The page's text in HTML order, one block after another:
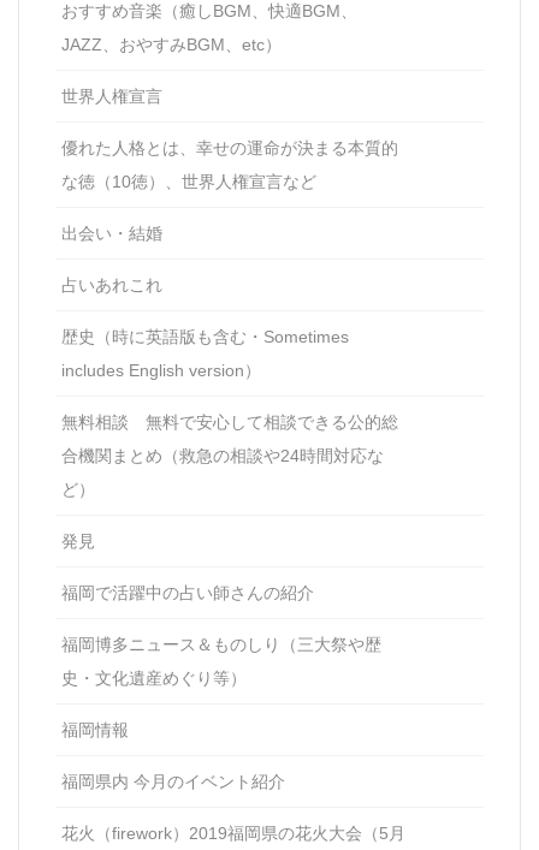
おすすめ音楽（癒しBGM、快適BGM、
JAZZ、おやすみBGM、etc）
世界人権宣言
優れた人格とは、幸せの運命が決まる本質的
な徳（10徳）、世界人権宣言など
出会い・結婚
占いあれこれ
歴史（時に英語版も含む・Sometimes
includes English version）
無料相談 無料で安心して相談できる公的総
合機関まとめ（救急の相談や24時間対応な
ど）
発見
福岡で活躍中の占い師さんの紹介
福岡博多ニュース＆ものしり（三大祭や歴
史・文化遺産めぐり等）
福岡情報
福岡県内 今月のイベント紹介
花火（firework）2019福岡県の花火大会（5月